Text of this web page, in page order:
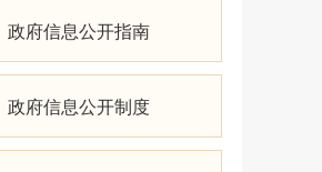
政府信息公开指南
政府信息公开制度